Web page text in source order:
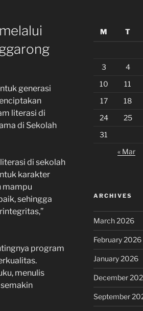
generasi
literasi di
di Sekolah
di sekolah
karakter
mampu
sehingga
program
menulis
M
T
3
4
10
11
17
18
24
25
31
« Mar
ARCHIVES
March 2026
February 2026
January 2026
December
September